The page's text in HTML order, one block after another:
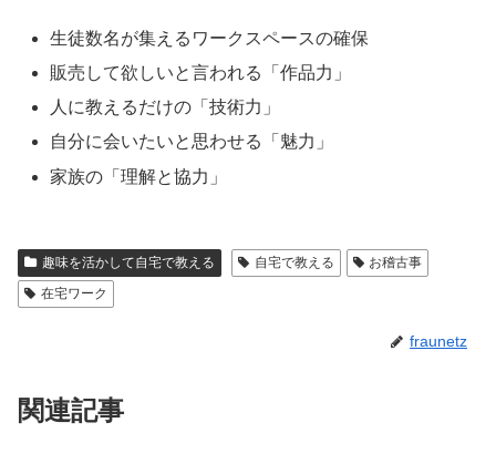
生徒数名が集えるワークスペースの確保
販売して欲しいと言われる「作品力」
人に教えるだけの「技術力」
自分に会いたいと思わせる「魅力」
家族の「理解と協力」
趣味を活かして自宅で教える 自宅で教える
お稽古事
在宅ワーク
fraunetz
関連記事